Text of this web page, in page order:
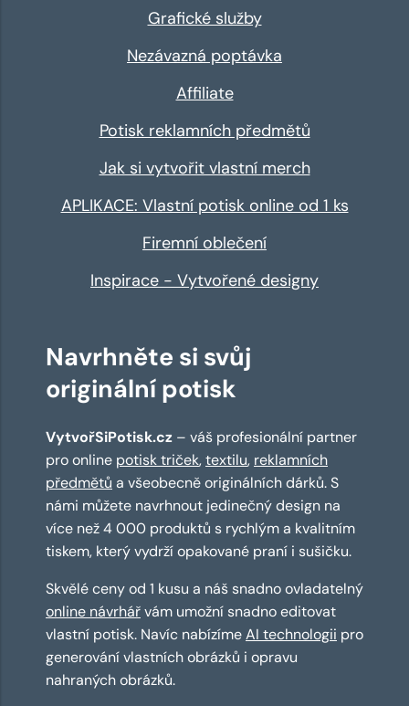
Grafické služby
Nezávazná poptávka
Affiliate
Potisk reklamních předmětů
Jak si vytvořit vlastní merch
APLIKACE: Vlastní potisk online od 1 ks
Firemní oblečení
Inspirace - Vytvořené designy
Navrhněte si svůj
originální potisk
VytvořSiPotisk.cz – váš profesionální partner
pro online potisk triček,textilu, reklamních
předmětů a všeobecně originálních dárků. S
námi můžete navrhnout jedinečný design na
více než 4 000 produktů s rychlým a kvalitním
tiskem, který vydrží opakované praní i sušičku.
Skvělé ceny od 1 kusu a náš snadno ovladatelný
online návrhářvám umožní snadno editovat
vlastní potisk. Navíc nabízímeAI technologii pro
generování vlastních obrázků i opravu
nahraných obrázků.